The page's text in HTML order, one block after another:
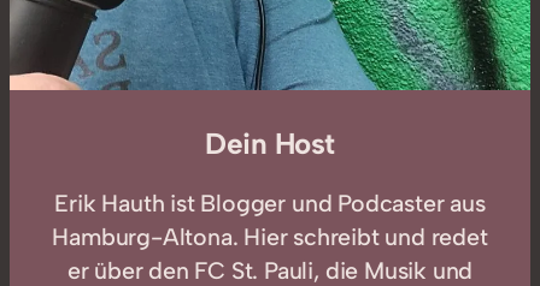
Dein Host
Erik Hauth ist Blogger und Podcaster aus
Hamburg-Altona. Hier schreibt und redet
er über den FC St. Pauli, die Musik und